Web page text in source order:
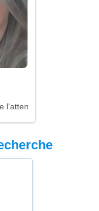
l'attention et la